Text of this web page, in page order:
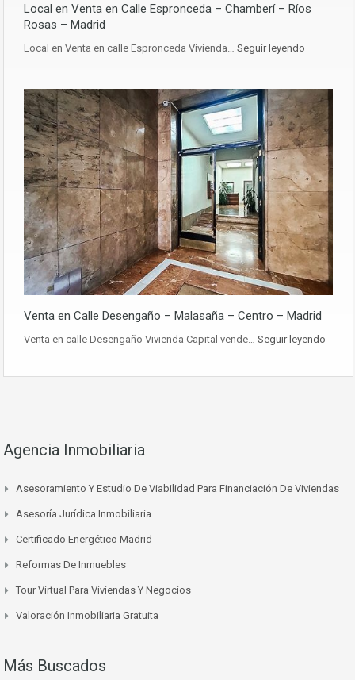
Local en Venta en Calle Espronceda – Chamberí – Ríos
Rosas – Madrid
Local en Venta en calle Espronceda Vivienda… Seguir leyendo
Venta en Calle Desengaño – Malasaña – Centro – Madrid
Venta en calle Desengaño Vivienda Capital vende… Seguir leyendo
Agencia Inmobiliaria
Asesoramiento Y Estudio De Viabilidad Para Financiación De Viviendas
Asesoría Jurídica Inmobiliaria
Certificado Energético Madrid
Reformas De Inmuebles
Tour Virtual Para Viviendas Y Negocios
Valoración Inmobiliaria Gratuita
Más Buscados